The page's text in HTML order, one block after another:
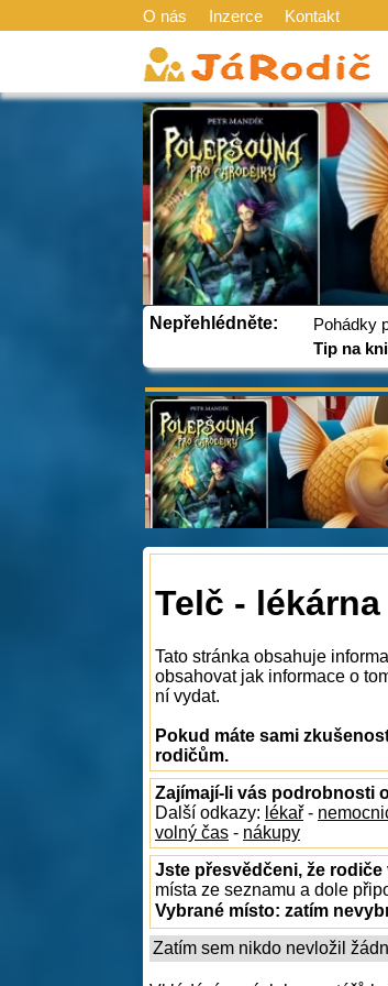
O nás Inzerce Kontakt
Nepřehlédněte:
Pohádky
Tip na
Telč - lékárna
Tato stránka obsahuje
obsahovat jak informace o
ní vydat.
Pokud máte sami
rodičům.
Zajímají-li vás podrobnosti
Další odkazy: lékař -
volný čas - nákupy
Jste přesvědčeni, že
místa ze seznamu a dole
Vybrané místo: zatím
Zatím sem nikdo nevložil